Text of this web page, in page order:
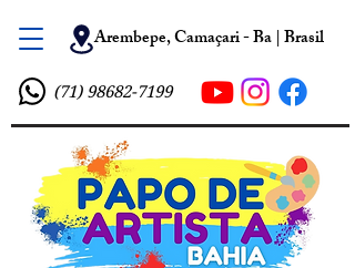
Arembepe, Camaçari - Ba | Brasil
(71) 98682-7199